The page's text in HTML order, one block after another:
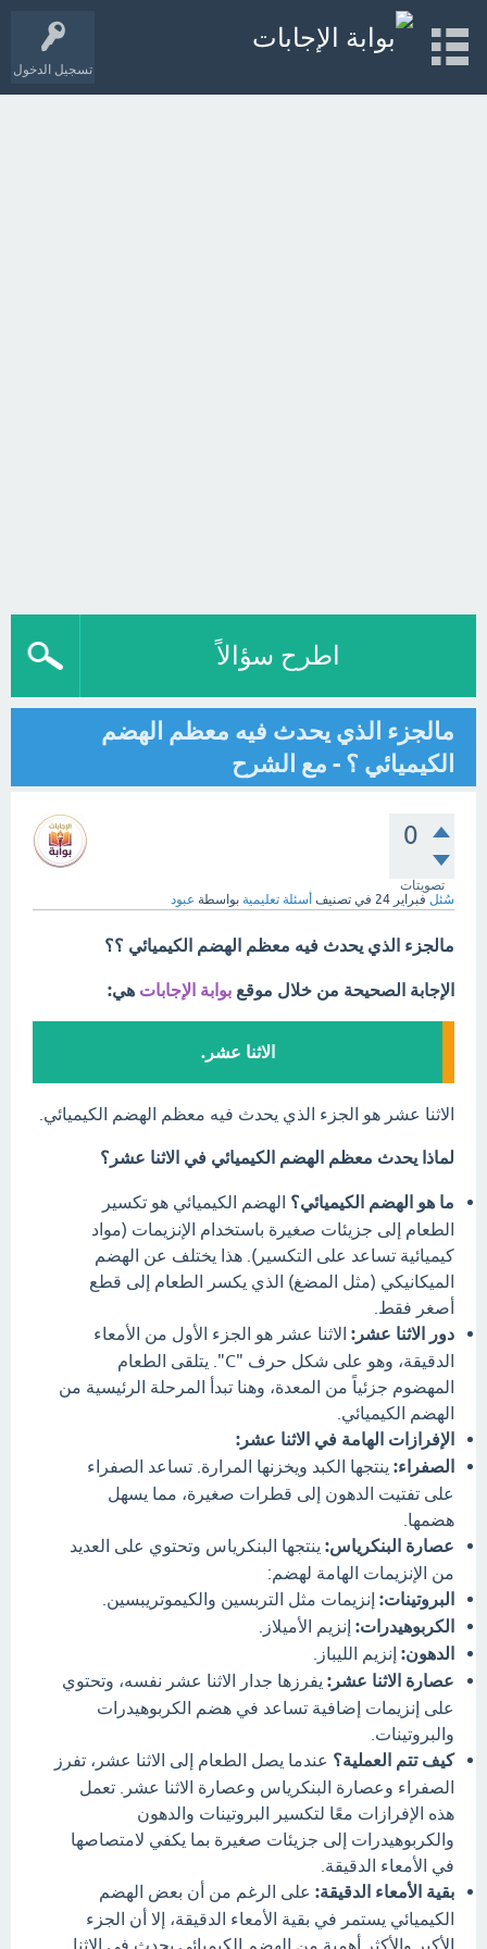
تسجيل الدخول
اطرح سؤالاً
مالجزء الذي يحدث فيه معظم الهضم
الكيميائي ؟ - مع الشرح
0
تصويتات
سُئل فبراير 24 في تصنيف أسئلة تعليمية بواسطة عبود
مالجزء الذي يحدث فيه معظم الهضم الكيميائي ؟؟
الإجابة الصحيحة من خلال موقع بوابة الإجابات هي:
الاثنا عشر.
الاثنا عشر هو الجزء الذي يحدث فيه معظم الهضم الكيميائي.
لماذا يحدث معظم الهضم الكيميائي في الاثنا عشر؟
ما هو الهضم الكيميائي؟ الهضم الكيميائي هو تكسير
الطعام إلى جزيئات صغيرة باستخدام الإنزيمات (مواد
كيميائية تساعد على التكسير). هذا يختلف عن الهضم
الميكانيكي (مثل المضغ) الذي يكسر الطعام إلى قطع
أصغر فقط.
دور الاثنا عشر: الاثنا عشر هو الجزء الأول من الأمعاء
الدقيقة، وهو على شكل حرف "C". يتلقى الطعام
المهضوم جزئياً من المعدة، وهنا تبدأ المرحلة الرئيسية من
الهضم الكيميائي.
الإفرازات الهامة في الاثنا عشر:
الصفراء: ينتجها الكبد ويخزنها المرارة. تساعد الصفراء
على تفتيت الدهون إلى قطرات صغيرة، مما يسهل
هضمها.
عصارة البنكرياس: ينتجها البنكرياس وتحتوي على العديد
من الإنزيمات الهامة لهضم:
البروتينات: إنزيمات مثل التربسين والكيموتريبسين.
الكربوهيدرات: إنزيم الأميلاز.
الدهون: إنزيم الليباز.
عصارة الاثنا عشر: يفرزها جدار الاثنا عشر نفسه، وتحتوي
على إنزيمات إضافية تساعد في هضم الكربوهيدرات
والبروتينات.
كيف تتم العملية؟ عندما يصل الطعام إلى الاثنا عشر، تفرز
الصفراء وعصارة البنكرياس وعصارة الاثنا عشر. تعمل
هذه الإفرازات معًا لتكسير البروتينات والدهون
والكربوهيدرات إلى جزيئات صغيرة بما يكفي لامتصاصها
في الأمعاء الدقيقة.
بقية الأمعاء الدقيقة: على الرغم من أن بعض الهضم
الكيميائي يستمر في بقية الأمعاء الدقيقة، إلا أن الجزء
الأكبر والأكثر أهمية من الهضم الكيميائي يحدث في الاثنا